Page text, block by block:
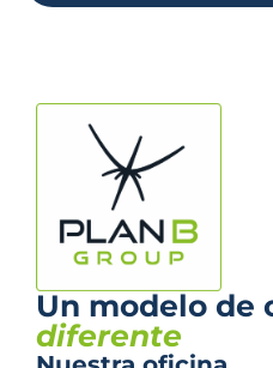
Un modelo de
diferente